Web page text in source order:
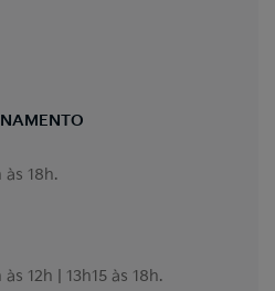
às 18h.
12h | 13h15 às 18h.